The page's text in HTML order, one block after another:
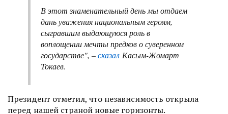
В этот знаменательный день мы отдаем
дань уважения национальным героям,
сыгравшим выдающуюся роль в
воплощении мечты предков о суверенном
государстве", –сказал Касым-Жомарт
Токаев.
Президент отметил, что независимость открыла
перед нашей страной новые горизонты.